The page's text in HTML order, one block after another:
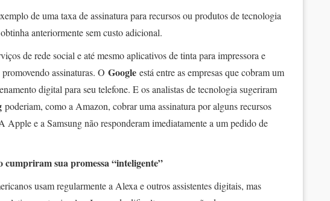
de uma taxa de assinatura para recursos ou produtos de tecnologia
anteriormente sem custo adicional.
de rede social e até mesmo aplicativos de tinta para impressora e
assinaturas. O Google está entre as empresas que cobram um
digital para seu telefone. E os analistas de tecnologia sugeriram
poderiam, como a Amazon, cobrar uma assinatura por alguns recursos
Apple e a Samsung não responderam imediatamente a um pedido de
cumpriram sua promessa “inteligente”
usam regularmente a Alexa e outros assistentes digitais, mas